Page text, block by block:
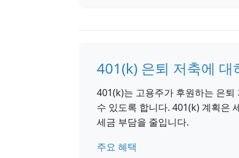
401(k) 은퇴 저축에 대
401(k)는 고용주가 후원하는 은
수 있도록 합니다. 401(k) 계획은
세금 부담을 줄입니다.
주요 혜택